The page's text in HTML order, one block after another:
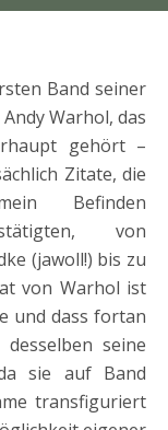
Band seiner
Warhol, das
gehört –
Zitate, die
Befinden
von
(jawoll!) bis zu
von Warhol ist
und dass fortan
seine
sie auf Band
transfiguriert